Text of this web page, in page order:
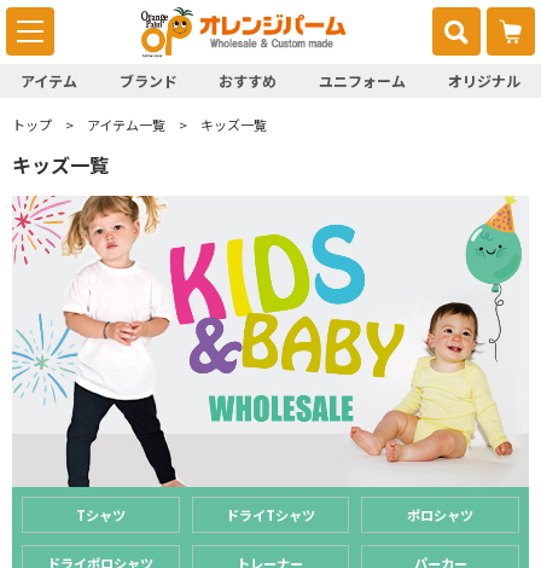
アイテム ブランド おすすめ ユニフォーム オリジナル
トップ アイテム一覧 キッズ一覧
キッズ一覧
Tシャツ ドライTシャツ ポロシャツ
ドライポロシャツ トレーナー パーカー